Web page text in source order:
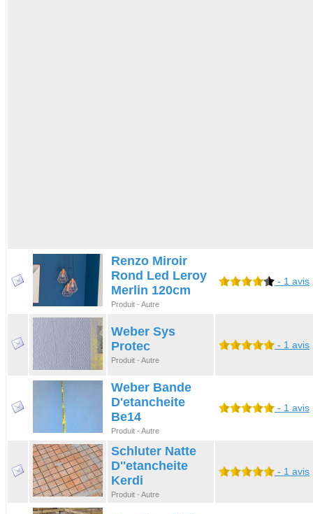
Renzo Miroir
Rond Led Leroy
Merlin 120cm
Produit - Autre
- 1 avis
Weber Sys
Protec
Produit - Autre
- 1 avis
Weber Bande
D'etancheite
Be14
Produit - Autre
- 1 avis
Schluter Natte
D''etancheite
Kerdi
Produit - Autre
- 1 avis